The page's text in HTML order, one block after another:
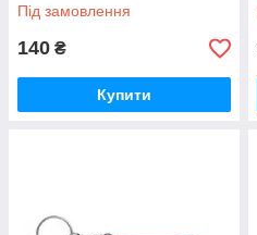
Під замовлення
140 ₴
Купити